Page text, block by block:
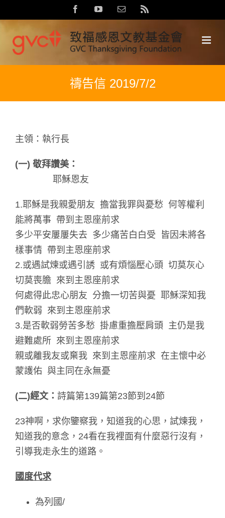
to
content
FacebookYouTubeEmail:
禱告信 2019/7/2
主領：執行長
(一) 敬拜讚美：
耶穌恩友
1.耶穌是我親愛朋友 擔當我罪與憂愁 何等權利
能將萬事 帶到主恩座前求
多少平安屢屢失去 多少痛苦白白受 皆因未將各
樣事情 帶到主恩座前求
2.或遇試煉或遇引誘 或有煩惱壓心頭 切莫灰心
切莫喪膽 來到主恩座前求
何處得此忠心朋友 分擔一切苦與憂 耶穌深知我
們軟弱 來到主恩座前求
3.是否軟弱勞苦多愁 掛慮重擔壓肩頭 主仍是我
避難處所 來到主恩座前求
親或離我友或棄我 來到主恩座前求 在主懷中必
蒙護佑 與主同在永無憂
(二)經文： 詩篇第139篇第23節到24節
23神啊，求你鑒察我，知道我的心思，試煉我，
知道我的意念，24看在我裡面有什麼惡行沒有，
引導我走永生的道路。
國度代求
為列國/